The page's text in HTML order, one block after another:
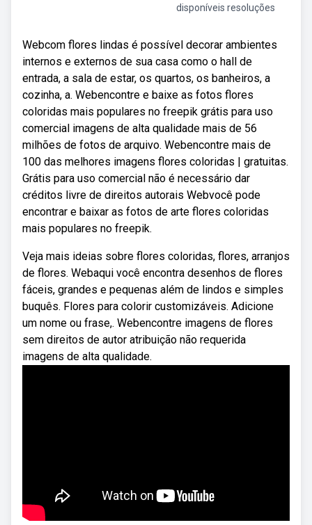
disponíveis resoluções
Webcom flores lindas é possível decorar ambientes
internos e externos de sua casa como o hall de
entrada, a sala de estar, os quartos, os banheiros, a
cozinha, a. Webencontre e baixe as fotos flores
coloridas mais populares no freepik grátis para uso
comercial imagens de alta qualidade mais de 56
milhões de fotos de arquivo. Webencontre mais de
100 das melhores imagens flores coloridas | gratuitas.
Grátis para uso comercial não é necessário dar
créditos livre de direitos autorais Webvocê pode
encontrar e baixar as fotos de arte flores coloridas
mais populares no freepik.
Veja mais ideias sobre flores coloridas, flores, arranjos
de flores. Webaqui você encontra desenhos de flores
fáceis, grandes e pequenas além de lindos e simples
buquês. Flores para colorir customizáveis. Adicione
um nome ou frase,. Webencontre imagens de flores
sem direitos de autor atribuição não requerida
imagens de alta qualidade.